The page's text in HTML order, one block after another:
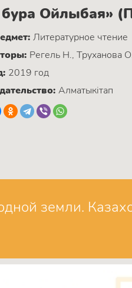
Ойлыбая»
Литературное чтение
Регель Н., Труханова
2019 год
Алматыкітап
земли.